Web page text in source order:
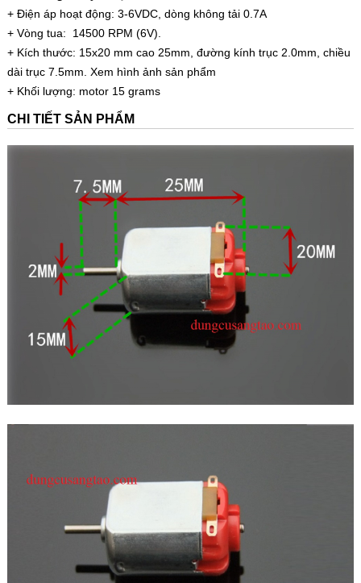
+ Điện áp hoạt động: 3-6VDC, dòng không tải 0.7A
+ Vòng tua: 14500 RPM (6V).
+ Kích thước: 15x20 mm cao 25mm, đường kính trục 2.0mm, chiều
dài trục 7.5mm. Xem hình ảnh sản phẩm
+ Khối lượng: motor 15 grams
CHI TIẾT SẢN PHẨM